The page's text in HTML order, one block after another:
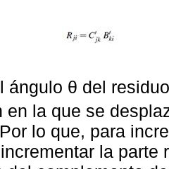
ángulo θ del
en la que se
lo que, para
la parte